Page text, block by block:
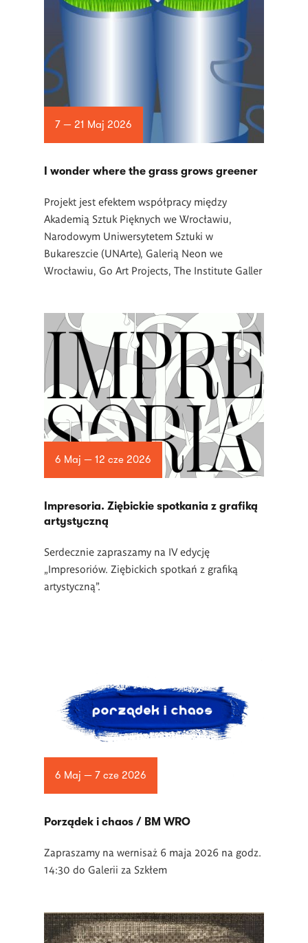
7 — 21 Maj 2026
I wonder where the grass grows greener
Projekt jest efektem współpracy między
Akademią Sztuk Pięknych we Wrocławiu,
Narodowym Uniwersytetem Sztuki w
Bukareszcie (UNArte), Galerią Neon we
Wrocławiu, Go Art Projects, The Institute Galler
6 Maj — 12 cze 2026
Impresoria. Ziębickie spotkania z grafiką
artystyczną
Serdecznie zapraszamy na IV edycję
„Impresoriów. Ziębickich spotkań z grafiką
artystyczną”.
6 Maj — 7 cze 2026
Porządek i chaos / BM WRO
Zapraszamy na wernisaż 6 maja 2026 na godz.
14:30 do Galerii za Szkłem